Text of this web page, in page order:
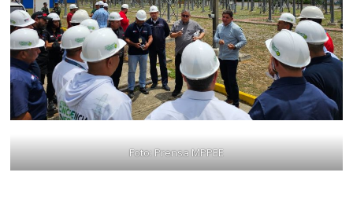
Foto: Prensa MPPEE